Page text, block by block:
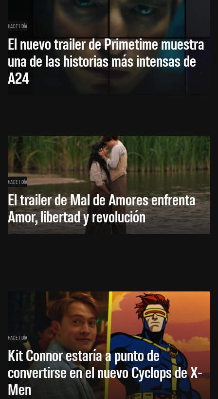
HACE 1 DÍA
El nuevo trailer de Primetime muestra
una de las historias más intensas de
A24
HACE 1 DÍA
El trailer de Mal de Amores enfrenta
Amor, libertad y revolución
HACE 1 DÍA
Kit Connor estaría a punto de
convertirse en el nuevo Cyclops de X-
Men